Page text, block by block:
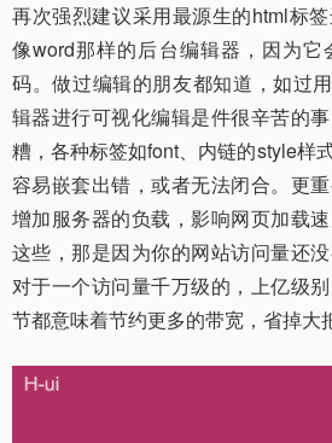
再次强烈建议采用最源生的html标
像word那样的后台编辑器，因为
码。做过编辑的朋友都知道，如过
辑器进行可视化编辑是件很辛苦的
糟，各种标签如font、内链的style样
容易嵌套出错，或者无法闭合。更
增加服务器的负载，影响网页加载
这些，那是因为你的网站访问量还没
对于一个访问量千万级的，上亿级
节都意味着节约更多的带宽，省掉大